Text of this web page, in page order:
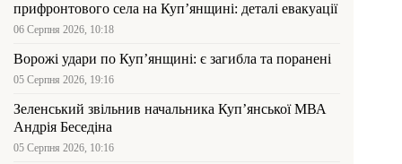
прифронтового села на Куп’янщині: деталі евакуації
06 Серпня 2026, 10:18
Ворожі удари по Куп’янщині: є загибла та поранені
05 Серпня 2026, 19:16
Зеленський звільнив начальника Купʼянської МВА
Андрія Беседіна
05 Серпня 2026, 10:16